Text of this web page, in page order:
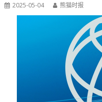
2025-05-04 熊猫时报